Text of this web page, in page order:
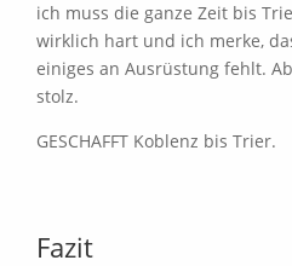
ich muss die ganze Zeit bis
wirklich hart und ich merke,
einiges an Ausrüstung fehlt.
stolz.
GESCHAFFT Koblenz bis Trier.
Fazit